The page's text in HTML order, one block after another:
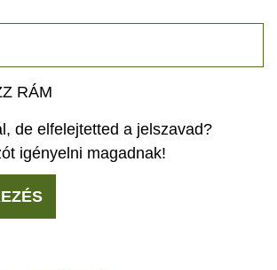
RÁM
de elfelejtetted a jelszavad?
igényelni magadnak!